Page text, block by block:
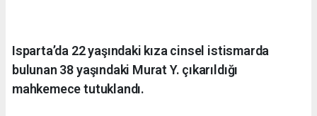
Isparta’da 22 yaşındaki kıza cinsel istismarda
bulunan 38 yaşındaki Murat Y. çıkarıldığı
mahkemece tutuklandı.